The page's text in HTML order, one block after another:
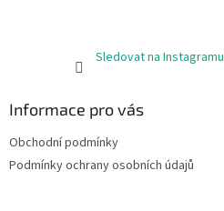
Sledovat na Instagramu
Informace pro vás
Obchodní podmínky
Podmínky ochrany osobních údajů